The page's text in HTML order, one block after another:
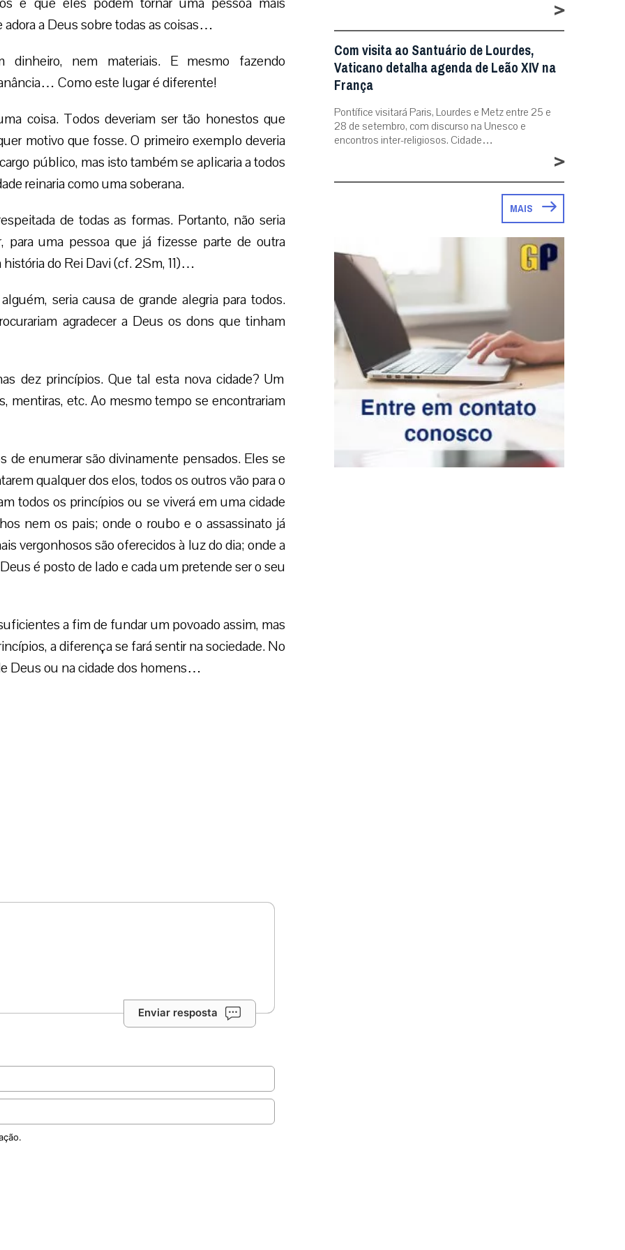
a Deus sobre todas as coisas…
dinheiro, nem materiais. E mesmo fazendo
Como este lugar é diferente!
coisa. Todos deveriam ser tão honestos que
motivo que fosse. O primeiro exemplo deveria
público, mas isto também se aplicaria a todos
reinaria como uma soberana.
de todas as formas. Portanto, não seria
para uma pessoa que já fizesse parte de outra
do Rei Davi (cf. 2Sm, 11)…
seria causa de grande alegria para todos.
agradecer a Deus os dons que tinham
dez princípios. Que tal esta nova cidade? Um
mentiras, etc. Ao mesmo tempo se encontrariam
de enumerar são divinamente pensados. Eles se
qualquer dos elos, todos os outros vão para o
todos os princípios ou se viverá em uma cidade
nem os pais; onde o roubo e o assassinato já
vergonhosos são oferecidos à luz do dia; onde a
é posto de lado e cada um pretende ser o seu
a fim de fundar um povoado assim, mas
a diferença se fará sentir na sociedade. No
Deus ou na cidade dos homens…
Enviar resposta
>
Com visita ao Santuário de Lourdes,
Vaticano detalha agenda de Leão XIV na
França
Pontífice visitará Paris, Lourdes e Metz entre 25 e
28 de setembro, com discurso na Unesco e
encontros inter-religiosos. Cidade…
>
MAIS